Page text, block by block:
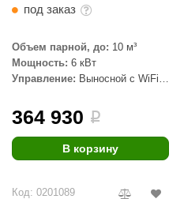
под заказ
Объем парной, до: 10 м³
Мощность: 6 кВт
Управление: Выносной с WiFi
364 930 i
В корзину
Код: 0201089